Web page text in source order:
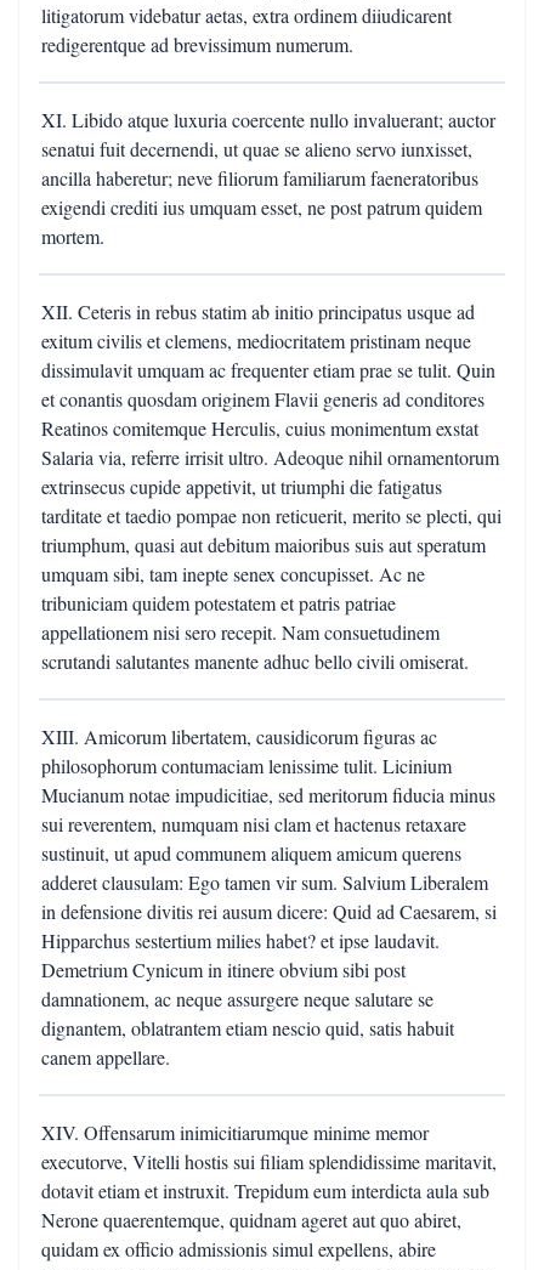
litigatorum videbatur aetas, extra ordinem diiudicarent
redigerentque ad brevissimum numerum.
XI. Libido atque luxuria coercente nullo invaluerant; auctor
senatui fuit decernendi, ut quae se alieno servo iunxisset,
ancilla haberetur; neve filiorum familiarum faeneratoribus
exigendi crediti ius umquam esset, ne post patrum quidem
mortem.
XII. Ceteris in rebus statim ab initio principatus usque ad
exitum civilis et clemens, mediocritatem pristinam neque
dissimulavit umquam ac frequenter etiam prae se tulit. Quin
et conantis quosdam originem Flavii generis ad conditores
Reatinos comitemque Herculis, cuius monimentum exstat
Salaria via, referre irrisit ultro. Adeoque nihil ornamentorum
extrinsecus cupide appetivit, ut triumphi die fatigatus
tarditate et taedio pompae non reticuerit, merito se plecti, qui
triumphum, quasi aut debitum maioribus suis aut speratum
umquam sibi, tam inepte senex concupisset. Ac ne
tribuniciam quidem potestatem et patris patriae
appellationem nisi sero recepit. Nam consuetudinem
scrutandi salutantes manente adhuc bello civili omiserat.
XIII. Amicorum libertatem, causidicorum figuras ac
philosophorum contumaciam lenissime tulit. Licinium
Mucianum notae impudicitiae, sed meritorum fiducia minus
sui reverentem, numquam nisi clam et hactenus retaxare
sustinuit, ut apud communem aliquem amicum querens
adderet clausulam: Ego tamen vir sum. Salvium Liberalem
in defensione divitis rei ausum dicere: Quid ad Caesarem, si
Hipparchus sestertium milies habet? et ipse laudavit.
Demetrium Cynicum in itinere obvium sibi post
damnationem, ac neque assurgere neque salutare se
dignantem, oblatrantem etiam nescio quid, satis habuit
canem appellare.
XIV. Offensarum inimicitiarumque minime memor
executorve, Vitelli hostis sui filiam splendidissime maritavit,
dotavit etiam et instruxit. Trepidum eum interdicta aula sub
Nerone quaerentemque, quidnam ageret aut quo abiret,
quidam ex officio admissionis simul expellens, abire